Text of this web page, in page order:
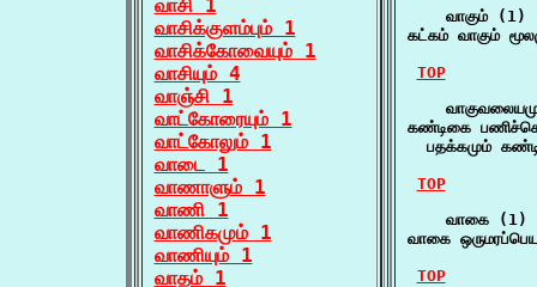
வாசி 1
வாசிக்குளம்பும் 1
வாசிக்கோவையும் 1
வாசியும் 4
வாஞ்சி 1
வாட்கோரையும் 1
வாட்கோலும் 1
வாடை 1
வாணாளும் 1
வாணி 1
வாணிகமும் 1
வாணியும் 1
வாதம் 1
    வாகும் (1)
கட்கம் வாகும்
TOP
கண்டிகை
பதக்கமும்
TOP
    வாகை (1)
வாகை
TOP